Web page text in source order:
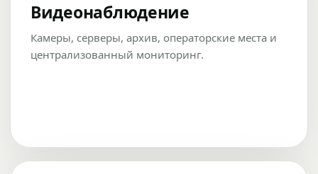
Видеонаблюдение
Камеры, серверы, архив, операторские места и
централизованный мониторинг.